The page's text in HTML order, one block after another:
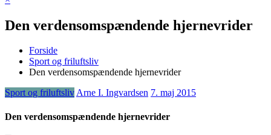
Den verdensomspændende hjernevrider
Forside
Sport og friluftsliv
Den verdensomspændende hjernevrider
Sport og friluftslivArne I. Ingvardsen 7. maj 2015
Den verdensomspændende hjernevrider